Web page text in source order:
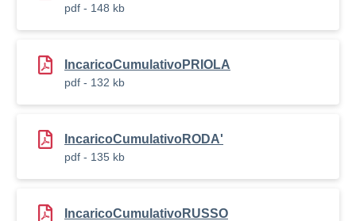
pdf - 148 kb
IncaricoCumulativoPRIOLA
pdf - 132 kb
IncaricoCumulativoRODA'
pdf - 135 kb
IncaricoCumulativoRUSSO